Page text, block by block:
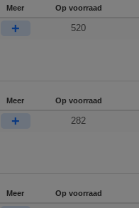
Meer Op voorraad
+ 520
Meer Op voorraad
+ 282
Meer Op voorraad